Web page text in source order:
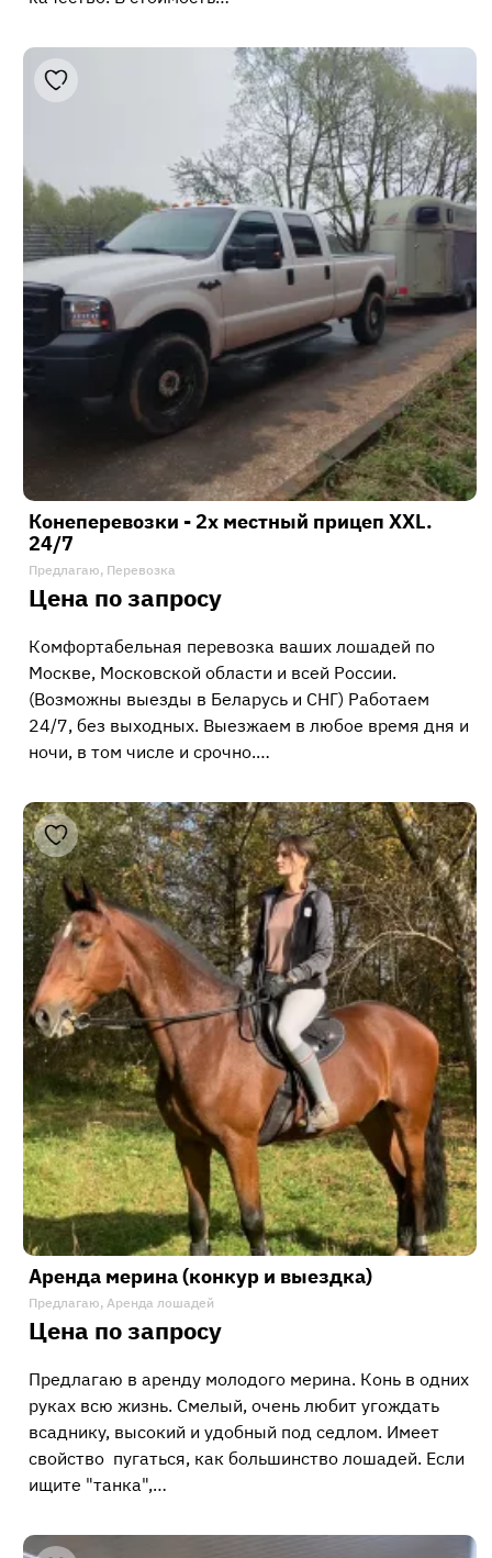
Конеперевозки - 2х местный прицеп XXL.
24/7
Предлагаю, Перевозка
Цена по запросу
Комфортабельная перевозка ваших лошадей по
Москве, Московской области и всей России.
(Возможны выезды в Беларусь и СНГ) Работаем
24/7, без выходных. Выезжаем в любое время дня и
ночи, в том числе и срочно.…
Аренда мерина (конкур и выездка)
Предлагаю, Аренда лошадей
Цена по запросу
Предлагаю в аренду молодого мерина. Конь в одних
руках всю жизнь. Смелый, очень любит угождать
всаднику, высокий и удобный под седлом. Имеет
свойство пугаться, как большинство лошадей. Если
ищите "танка",…